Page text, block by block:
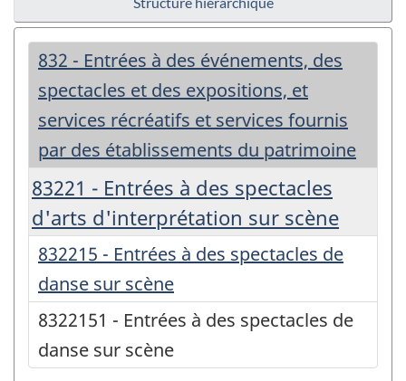
832 - Entrées à des événements, des
spectacles et des expositions, et
services récréatifs et services fournis
par des établissements du patrimoine
83221 - Entrées à des spectacles
d'arts d'interprétation sur scène
832215 - Entrées à des spectacles de
danse sur scène
8322151 - Entrées à des spectacles de
danse sur scène